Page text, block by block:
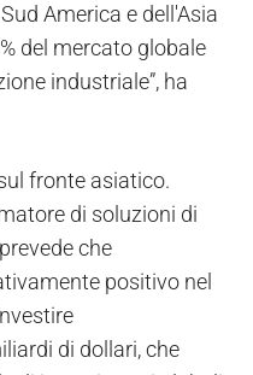
America e dell'Asia
del mercato globale
industriale”, ha
fronte asiatico.
di soluzioni di
che
positivo nel
di dollari, che